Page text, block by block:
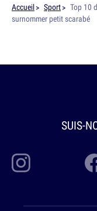
Accueil Sport
Top 10
surnommer petit scarabé
SUIS-